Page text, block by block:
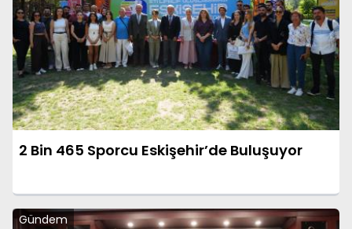
2 Bin 465 Sporcu Eskişehir’de Buluşuyor
Gündem